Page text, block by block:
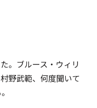
。ブルース・ウィリ
野武範、何度聞いて